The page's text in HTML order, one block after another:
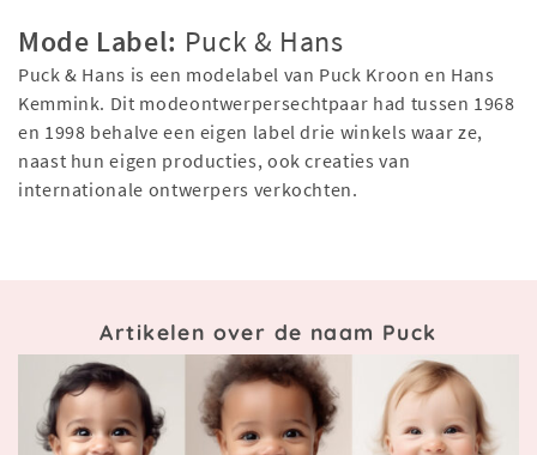
Mode Label: Puck & Hans
Puck & Hans is een modelabel van Puck Kroon en Hans
Kemmink. Dit modeontwerpersechtpaar had tussen 1968
en 1998 behalve een eigen label drie winkels waar ze,
naast hun eigen producties, ook creaties van
internationale ontwerpers verkochten.
Artikelen over de naam Puck